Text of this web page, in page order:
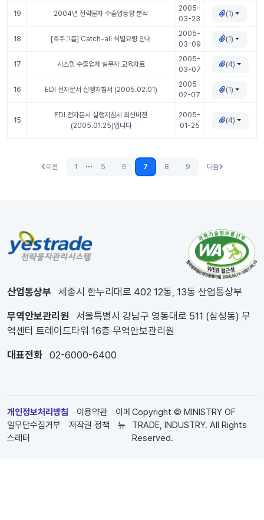
19 2004년 전략물자 수출입동향 분석
2005-
03-23
(1)
18 [호주그룹] Catch-all 식별요령 안내
2005-
03-09
(1)
17 시스템 수출업체 실무자 교육자료
2005-
03-07
(4)
16 EDI 전자문서 실행지침서 (2005.02.01)
2005-
02-07
(1)
15
EDI 전자문서 실행지침서 최신버젼
(2005.01.25)입니다
2005-
01-25
(4)
이전
이전 1 ... 5 6 7 8 9 다음
다음
산업통상부 세종시 한누리대로 402 12동, 13동 산업통상부
무역안보관리원
서울특별시 강남구 영동대로 511 (삼성동) 무
역센터 트레이드타워 16층 무역안보관리원
대표전화 02-6000-6400
개인정보처리방침 이용약관
이메
일무단수집거부
저작권 정책
뉴
스레터
Copyright © MINISTRY OF
TRADE, INDUSTRY. All Rights
Reserved.